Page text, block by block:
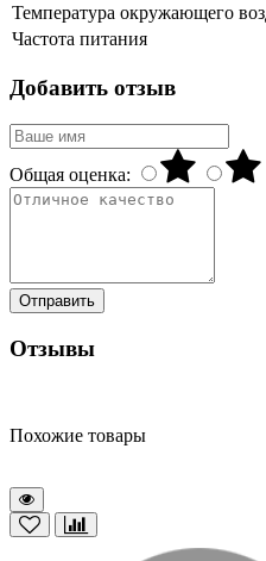
Температура окружающего
Частота питания
Добавить отзыв
Общая оценка:
Отправить
Отзывы
Похожие товары